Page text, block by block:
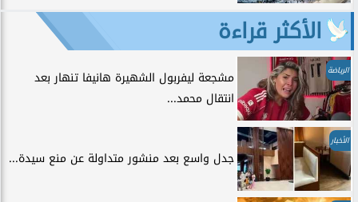
الأكثر قراءة
الرياضة
مشجعة ليفربول الشهيرة هانيفا تنهار بعد
انتقال محمد...
الأخبار
جدل واسع بعد منشور متداولة عن منع سيدة...